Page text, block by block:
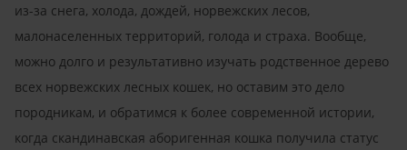
из-за снега, холода, дождей, норвежских лесов,
малонаселенных территорий, голода и страха. Вообще,
можно долго и результативно изучать родственное дерево
всех норвежских лесных кошек, но оставим это дело
породникам, и обратимся к более современной истории,
когда скандинавская аборигенная кошка получила статус